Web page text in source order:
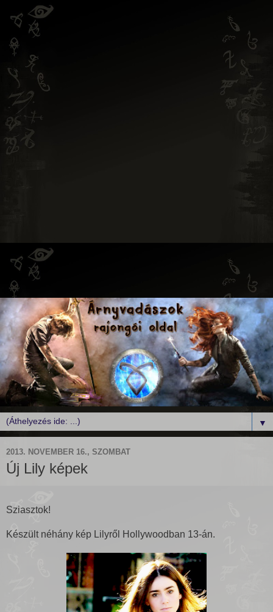
▼
2013. NOVEMBER 16., SZOMBAT
Új Lily képek
Sziasztok!
Készült néhány kép Lilyről Hollywoodban 13-án.